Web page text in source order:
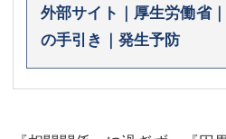
外部サイト｜厚生労働省
の手引き｜発生予防